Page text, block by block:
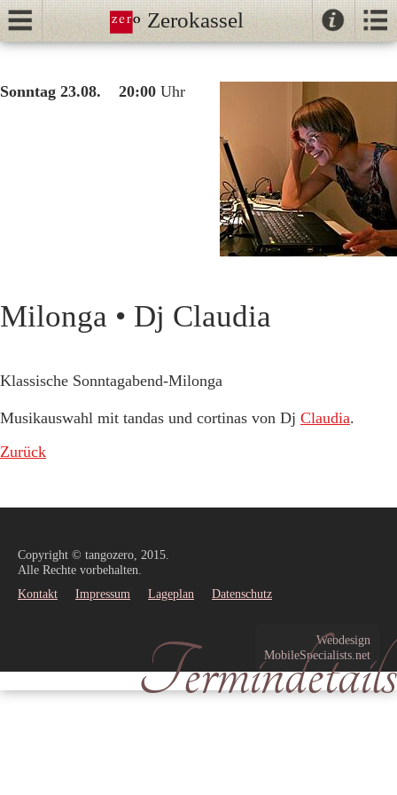
Zerokassel
Termindetails
Sonntag 23.08. 20:00 Uhr
Milonga • Dj Claudia
Klassische Sonntagabend-Milonga
Musikauswahl mit tandas und cortinas von Dj Claudia.
Zurück
Copyright © tangozero, 2015.
Alle Rechte vorbehalten.
Kontakt
Impressum Lageplan Datenschutz
Webdesign
MobileSpecialists.net